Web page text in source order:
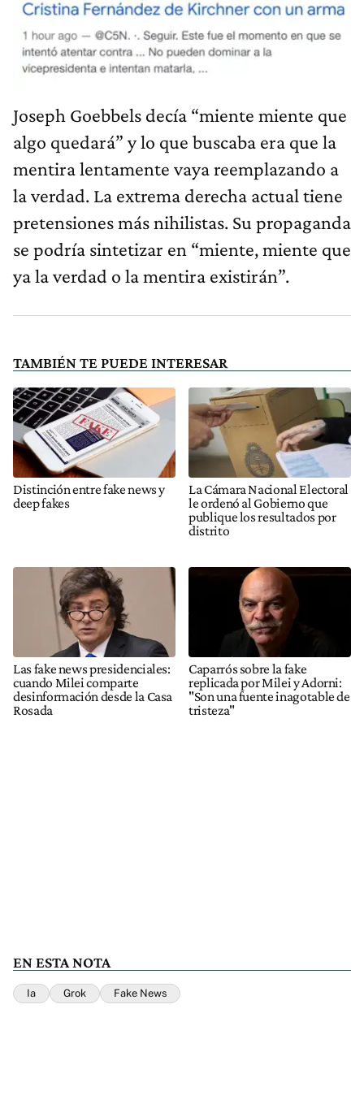
Joseph Goebbels decía “miente miente que
algo quedará” y lo que buscaba era que la
mentira lentamente vaya reemplazando a
la verdad. La extrema derecha actual tiene
pretensiones más nihilistas. Su propaganda
se podría sintetizar en “miente, miente que
ya la verdad o la mentira existirán”.
TAMBIÉN TE PUEDE INTERESAR
Distinción entre fake news y
deep fakes
La Cámara Nacional Electoral
le ordenó al Gobierno que
publique los resultados por
distrito
Las fake news presidenciales:
cuando Milei comparte
desinformación desde la Casa
Rosada
Caparrós sobre la fake
replicada por Milei y Adorni:
"Son una fuente inagotable de
tristeza"
EN ESTA NOTA
Ia Grok Fake News